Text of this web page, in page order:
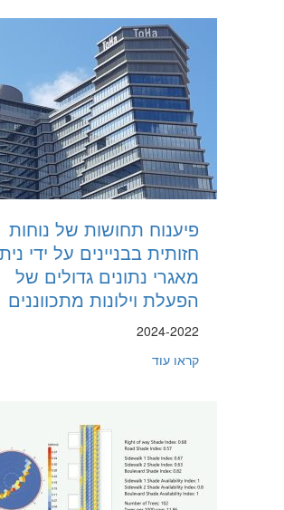
פיענוח תחושות של נוחות
חזותית בבניינים על ידי
מאגרי נתונים גדולים של
הפעלת וילונות מתכווננים
2024-2022
קראו עודabout פיענוח תחושות של נוחות חזותית בבניינים על ידי ניתוח מאגרי נתונים גדולים של הפעלת וילונות מתכווננים